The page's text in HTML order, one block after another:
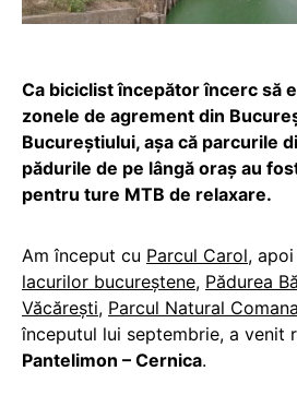
Ca biciclist începător încerc să
zonele de agrement din
Bucureștiului, așa că parcurile
pădurile de pe lângă oraș au
pentru ture MTB de relaxare.
Am început cu Parcul Carol,
lacurilor bucureștene, Pădurea
Văcărești, Parcul Natural Comana
începutul lui septembrie, a venit
Pantelimon – Cernica.